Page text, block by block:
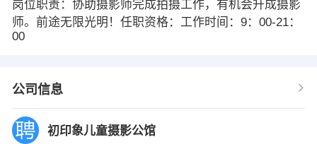
岗位职责：协助摄影师完成拍摄工作，有机会升成摄影
师。前途无限光明！任职资格：工作时间：9：00-21：
00
公司信息
初印象儿童摄影公馆